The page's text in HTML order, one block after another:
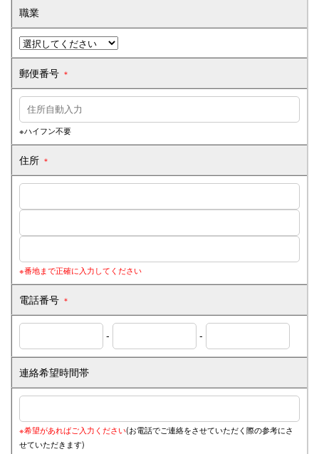
求人情報
グループ会社
定住促進
職業
郵便番号 ＊
※ハイフン不要
住所 ＊
※番地まで正確に入力してください
電話番号 ＊
- -
連絡希望時間帯
※希望があればご入力ください(お電話でご連絡をさせていただく際の参考にさ
せていただきます)